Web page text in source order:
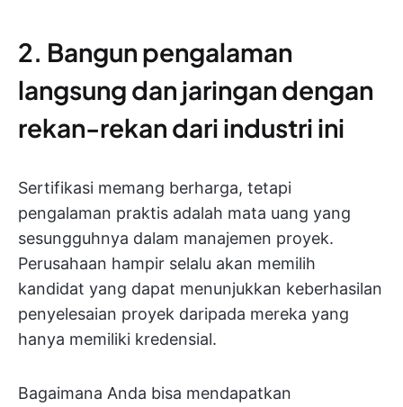
2. Bangun pengalaman
langsung dan jaringan dengan
rekan-rekan dari industri ini
Sertifikasi memang berharga, tetapi
pengalaman praktis adalah mata uang yang
sesungguhnya dalam manajemen proyek.
Perusahaan hampir selalu akan memilih
kandidat yang dapat menunjukkan keberhasilan
penyelesaian proyek daripada mereka yang
hanya memiliki kredensial.
Bagaimana Anda bisa mendapatkan